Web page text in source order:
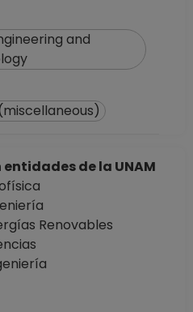
Ciencias
Desde 01-06-2011
hasta 31-03-2012
PROFESOR B TP No
Definitivo
Ciencias
Desde 01-12-2010
hasta 31-05-2011
AYUDANTE
Definitivo
and
de la UNAM
Renovables